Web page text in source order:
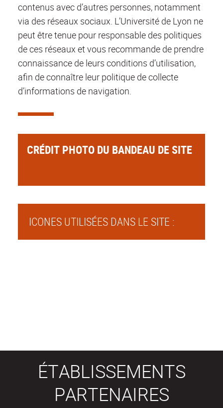
contenus avec d’autres personnes, notamment
via des réseaux sociaux. L’Université de Lyon ne
peut être tenue pour responsable des politiques
de ces réseaux et vous recommande de prendre
connaissance de leurs conditions d’utilisation,
afin de connaître leur politique de collecte
d’informations de navigation.
CRÉDIT PHOTO DU BANDEAU DE SITE
ICONES UTILISÉES DANS LE SITE :
ÉTABLISSEMENTS
PARTENAIRES